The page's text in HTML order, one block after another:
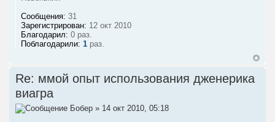
Сообщения: 31
Зарегистрирован: 12 окт 2010
Благодарил: 0 раз.
Поблагодарили: 1 раз.
Re: ммой опыт использования дженерика
виагра
Бобер » 14 окт 2010, 05:18